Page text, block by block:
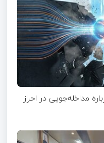
مداخله‌جویی در احراز